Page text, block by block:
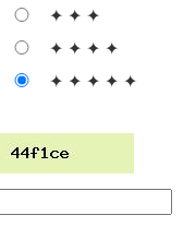
✦ ✦ ✦
✦ ✦ ✦ ✦
✦ ✦ ✦ ✦ ✦